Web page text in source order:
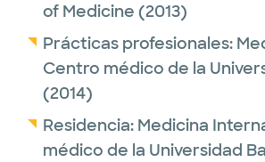
of Medicine (2013)
Prácticas profesionales:
Centro médico de la
(2014)
Residencia: Medicina
médico de la Universidad